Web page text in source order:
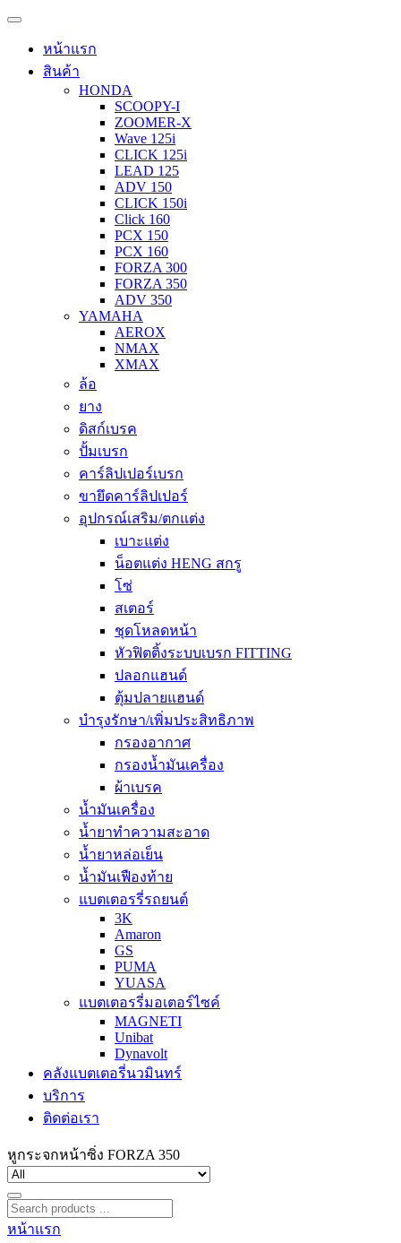
หน้าแรก
สินค้า
HONDA
SCOOPY-I
ZOOMER-X
Wave 125i
CLICK 125i
LEAD 125
ADV 150
CLICK 150i
Click 160
PCX 150
PCX 160
FORZA 300
FORZA 350
ADV 350
YAMAHA
AEROX
NMAX
XMAX
ล้อ
ยาง
ดิสก์เบรค
ปั้มเบรก
คาร์ลิปเปอร์เบรก
ขายึดคาร์ลิปเปอร์
อุปกรณ์เสริม/ตกแต่ง
เบาะแต่ง
น็อตแต่ง HENG สกรู
โซ่
สเตอร์
ชุดโหลดหน้า
หัวฟิตติ้งระบบเบรก FITTING
ปลอกแฮนด์
ตุ้มปลายแฮนด์
บำรุงรักษา/เพิ่มประสิทธิภาพ
กรองอากาศ
กรองน้ำมันเครื่อง
ผ้าเบรค
น้ำมันเครื่อง
น้ำยาทำความสะอาด
น้ำยาหล่อเย็น
น้ำมันเฟืองท้าย
แบตเตอรรี่รถยนต์
3K
Amaron
GS
PUMA
YUASA
แบตเตอรรี่มอเตอร์ไซค์
MAGNETI
Unibat
Dynavolt
คลังแบตเตอรี่นวมินทร์
บริการ
ติดต่อเรา
หูกระจกหน้าซิ่ง FORZA 350
หน้าแรก